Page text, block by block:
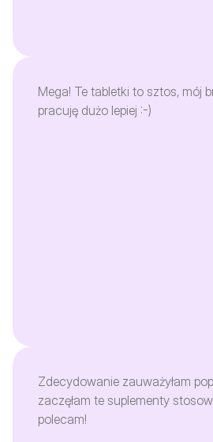
Mega! Te tabletki to sztos, mój
pracuję dużo lepiej :-)
Zdecydowanie zauważyłam
zaczęłam te suplementy
polecam!